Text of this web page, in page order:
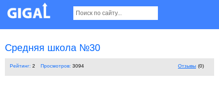
Средняя школа №30
Рейтинг: 2 Просмотров: 3094 Отзывы (0)